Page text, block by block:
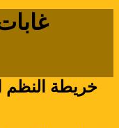
خريطة النظم